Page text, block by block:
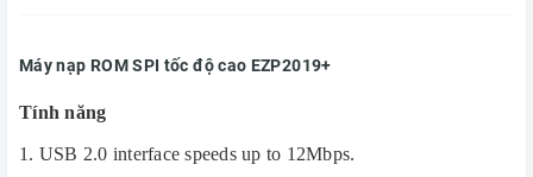
Máy nạp ROM SPI tốc độ cao EZP2019+
Tính năng
1. USB 2.0 interface speeds up to 12Mbps.